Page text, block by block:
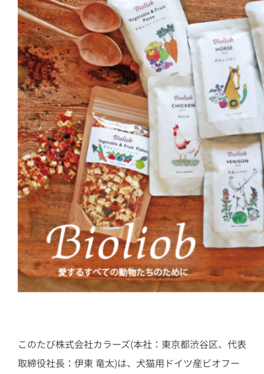
このたび株式会社カラーズ(本社：東京都渋谷区、代表
取締役社長：伊東 竜太)は、犬猫用ドイツ産ビオフー